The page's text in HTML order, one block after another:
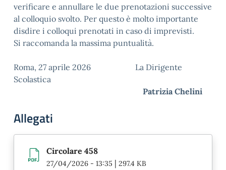
verificare e annullare le due prenotazioni successive
al colloquio svolto. Per questo è molto importante
disdire i colloqui prenotati in caso di imprevisti.
Si raccomanda la massima puntualità.
Roma, 27 aprile 2026 La Dirigente
Scolastica
Patrizia Chelini
Allegati
Circolare 458
27/04/2026 - 13:35 | 297.4 KB